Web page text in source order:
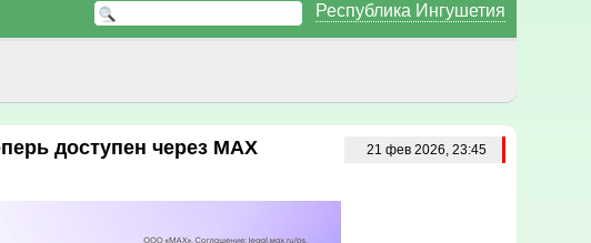
Республика Ингушетия
21 фев 2026, 23:45
доступен через MAX